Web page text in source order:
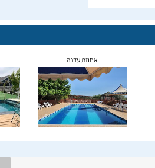
אחוזת עדנה